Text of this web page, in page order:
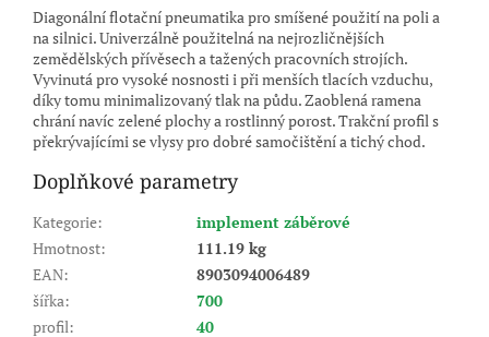
Diagonální flotační pneumatika pro smíšené použití na poli a
na silnici. Univerzálně použitelná na nejrozličnějších
zemědělských přívěsech a tažených pracovních strojích.
Vyvinutá pro vysoké nosnosti i při menších tlacích vzduchu,
díky tomu minimalizovaný tlak na půdu. Zaoblená ramena
chrání navíc zelené plochy a rostlinný porost. Trakční profil s
překrývajícími se vlysy pro dobré samočištění a tichý chod.
Doplňkové parametry
Kategorie:
implement záběrové
Hmotnost:
111.19 kg
EAN:
8903094006489
šířka:
700
profil:
40